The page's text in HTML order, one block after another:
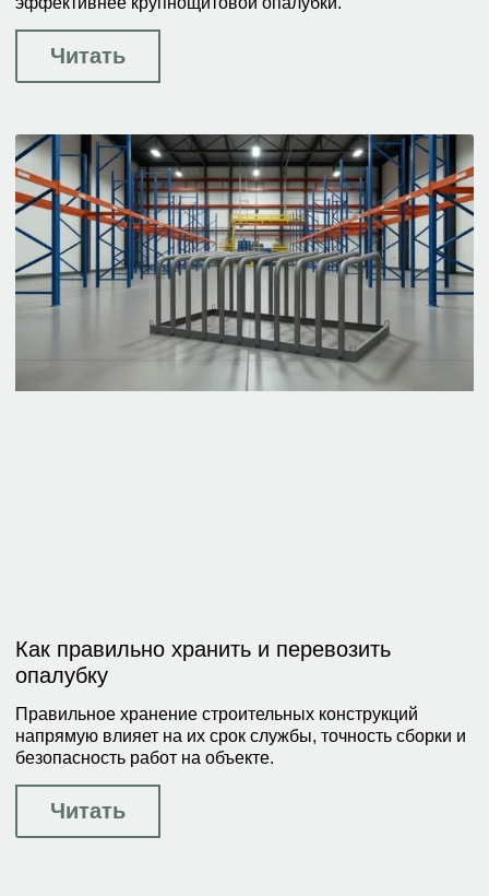
Читать
Как правильно хранить и перевозить
опалубку
Правильное хранение строительных конструкций
напрямую влияет на их срок службы, точность сборки и
безопасность работ на объекте.
Читать